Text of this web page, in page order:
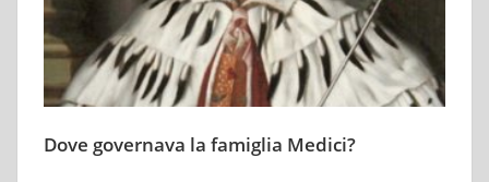
Dove governava la famiglia Medici?